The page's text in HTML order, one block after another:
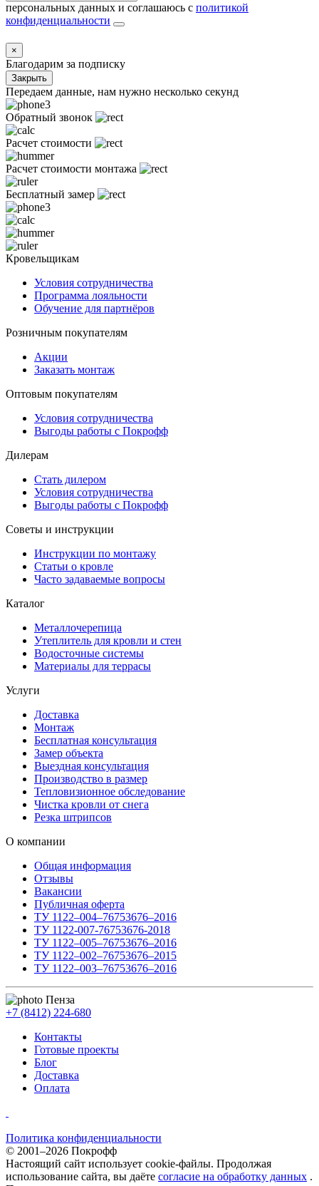
персональных данных и соглашаюсь с политикой
конфиденциальности
×
Благодарим за подписку
Закрыть
Передаем данные, нам нужно несколько секунд
Обратный звонок
Расчет стоимости
Расчет стоимости монтажа
Бесплатный замер
Кровельщикам
Условия сотрудничества
Программа лояльности
Обучение для партнёров
Розничным покупателям
Акции
Заказать монтаж
Оптовым покупателям
Условия сотрудничества
Выгоды работы с Покрофф
Дилерам
Стать дилером
Условия сотрудничества
Выгоды работы с Покрофф
Советы и инструкции
Инструкции по монтажу
Статьи о кровле
Часто задаваемые вопросы
Каталог
Металлочерепица
Утеплитель для кровли и стен
Водосточные системы
Материалы для террасы
Услуги
Доставка
Монтаж
Бесплатная консультация
Замер объекта
Выездная консультация
Производство в размер
Тепловизионное обследование
Чистка кровли от снега
Резка штрипсов
О компании
Общая информация
Отзывы
Вакансии
Публичная оферта
ТУ 1122–004–76753676–2016
ТУ 1122-007-76753676-2018
ТУ 1122–005–76753676–2016
ТУ 1122–002–76753676–2015
ТУ 1122–003–76753676–2016
Пенза
+7 (8412) 224-680
Контакты
Готовые проекты
Блог
Доставка
Оплата
Политика конфиденциальности
© 2001–2026 Покрофф
Настоящий сайт использует cookie-файлы. Продолжая
использование сайта, вы даёте согласие на обработку данных .